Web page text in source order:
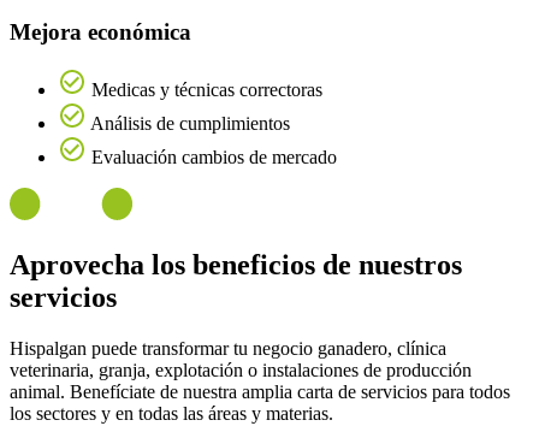
Mejora económica
Medicas y técnicas correctoras
Análisis de cumplimientos
Evaluación cambios de mercado
Aprovecha los beneficios de nuestros
servicios
Hispalgan puede transformar tu negocio ganadero, clínica
veterinaria, granja, explotación o instalaciones de producción
animal. Benefíciate de nuestra amplia carta de servicios para todos
los sectores y en todas las áreas y materias.